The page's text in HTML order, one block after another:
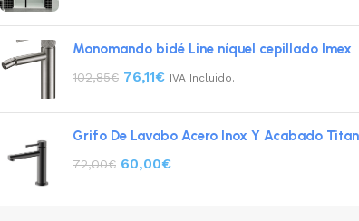
Monomando bidé Line níquel cepillado Imex
102,85€ 76,11€ IVA Incluido.
Grifo De Lavabo Acero Inox Y Acabado
72,00€ 60,00€